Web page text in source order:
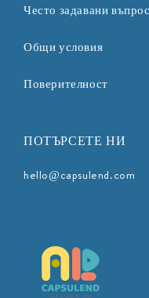
Често задавани
Общи условия
Поверителност
ПОТЪРСЕТЕ НИ
hello@capsulend.com